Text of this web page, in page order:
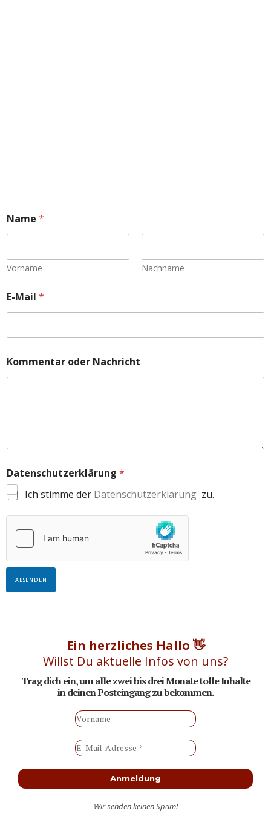
Name *
Vorname Nachname
E-Mail *
Kommentar oder Nachricht
Datenschutzerklärung *
Ich stimme der Datenschutzerklärung zu.
ABSENDEN
Ein herzliches Hallo 👋
Willst Du aktuelle Infos von uns?
Trag dich ein, um alle zwei bis drei Monate tolle Inhalte
in deinen Posteingang zu bekommen.
Wir senden keinen Spam!